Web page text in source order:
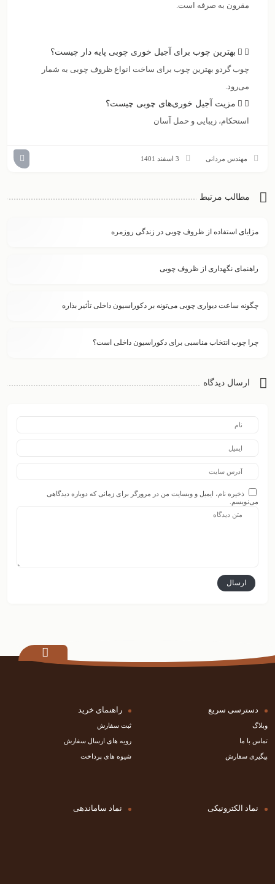
مقرون به صرفه است.
بهترین چوب برای آجیل خوری چوبی پایه دار چیست؟
چوب گردو بهترین چوب برای ساخت انواع ظروف چوبی به شمار
می‌رود.
مزیت آجیل خوری‌های چوبی چیست؟
استحکام، زیبایی و حمل آسان
مهندس مردانی 3 اسفند 1401
مطالب مرتبط
مزایای استفاده از ظروف چوبی در زندگی روزمره
راهنمای نگهداری از ظروف چوبی
چگونه ساعت دیواری چوبی می‌تونه بر دکوراسیون داخلی تأثیر بذاره
چرا چوب انتخاب مناسبی برای دکوراسیون داخلی است؟
ارسال دیدگاه
ذخیره نام، ایمیل و وبسایت من در مرورگر برای زمانی که دوباره دیدگاهی
می‌نویسم.
دسترسی سریع
وبلاگ
تماس با ما
پیگیری سفارش
راهنمای خرید
ثبت سفارش
رویه های ارسال سفارش
شیوه های پرداخت
نماد الکترونیکی نماد ساماندهی